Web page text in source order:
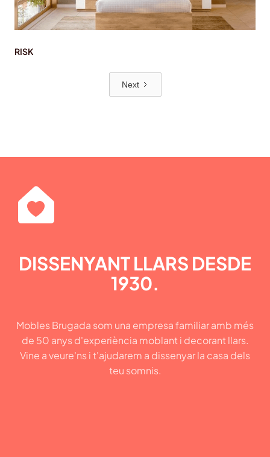
RISK
Next
DISSENYANT LLARS DESDE
1930.
Mobles Brugada som una empresa familiar amb més
de 50 anys d'experiència moblant i decorant llars.
Vine a veure'ns i t'ajudarem a dissenyar la casa dels
teu somnis.